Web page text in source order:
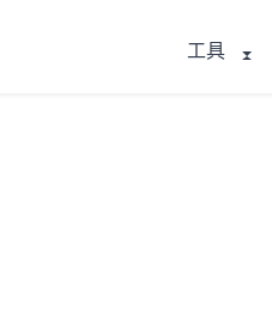
工具